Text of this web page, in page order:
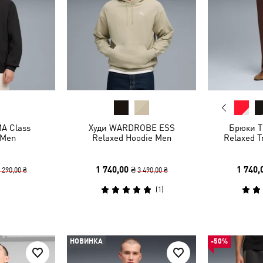
Class
290,00 ₴
Худи WARDROBE ESS
Relaxed Hoodie Men
1 740,00 ₴ 3 490,00 ₴
(1 )
Брюки
Relaxed
1
НОВИНКА -50%